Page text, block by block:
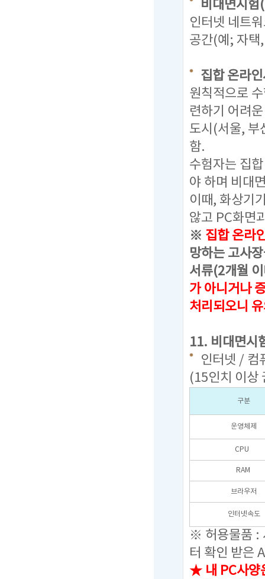
비대면시험
인터넷 네트
공간(예; 자택
집합 온라
원칙적으로
련하기 어려
도시(서울, 부
함.
수험자는 집
야 하며 비대
이때, 화상기
않고 PC화면
※ 집합 온라
망하는 고사
서류(2개월
가 아니거나
처리되오니
11. 비대면시
인터넷 / 컴
(15인치 이
구분
운영체제
CPU
RAM
브라우저
인터넷속도
※ 허용물품 :
터 확인 받은
★ 내 PC사양